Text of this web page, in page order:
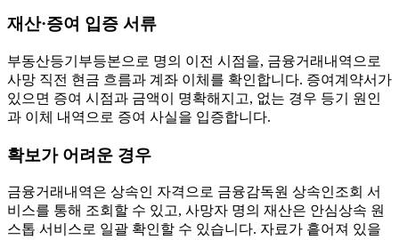
재산·증여 입증 서류
부동산등기부등본으로 명의 이전 시점을, 금융거래내역으로
사망 직전 현금 흐름과 계좌 이체를 확인합니다. 증여계약서가
있으면 증여 시점과 금액이 명확해지고, 없는 경우 등기 원인
과 이체 내역으로 증여 사실을 입증합니다.
확보가 어려운 경우
금융거래내역은 상속인 자격으로 금융감독원 상속인조회 서
비스를 통해 조회할 수 있고, 사망자 명의 재산은 안심상속 원
스톱 서비스로 일괄 확인할 수 있습니다. 자료가 흩어져 있을